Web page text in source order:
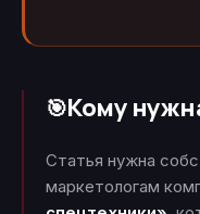
🎯Кому
Статья нужна
маркетологам